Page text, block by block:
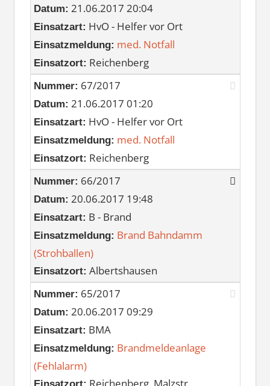
Datum: 21.06.2017 20:04
Einsatzart: HvO - Helfer vor Ort
Einsatzmeldung: med. Notfall
Einsatzort: Reichenberg
Nummer: 67/2017
Datum: 21.06.2017 01:20
Einsatzart: HvO - Helfer vor Ort
Einsatzmeldung: med. Notfall
Einsatzort: Reichenberg
Nummer: 66/2017
Datum: 20.06.2017 19:48
Einsatzart: B - Brand
Einsatzmeldung: Brand Bahndamm
(Strohballen)
Einsatzort: Albertshausen
Nummer: 65/2017
Datum: 20.06.2017 09:29
Einsatzart: BMA
Einsatzmeldung: Brandmeldeanlage
(Fehlalarm)
Einsatzort: Reichenberg, Malzstr.